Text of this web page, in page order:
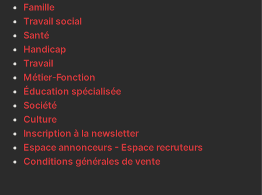
Famille
Travail social
Santé
Handicap
Travail
Métier-Fonction
Éducation spécialisée
Société
Culture
Inscription à la newsletter
Espace annonceurs - Espace recruteurs
Conditions générales de vente